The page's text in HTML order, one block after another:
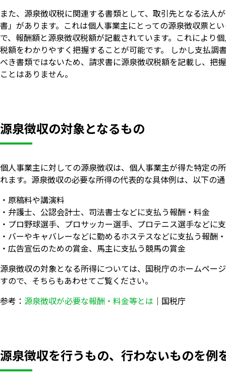
また、源泉徴収税に関連する書類として、取引先となる法人
書」があります。これは個人事業主にとっての源泉徴収票と
で、報酬額と源泉徴収税額が記載されています。これにより
税額をわかりやすく把握することが可能です。 しかし支払調
べき書類ではないため、請求書に源泉徴収税額を記載し、把
ことはありません。
源泉徴収の対象となるもの
個人事業主に対しての源泉徴収は、個人事業主が得た特定の
れます。源泉徴収の必要な所得の代表的な具体例は、以下の
・原稿料や講演料
・弁護士、公認会計士、司法書士などに支払う報酬・料金
・プロ野球選手、プロサッカー選手、プロテニス選手などに
・バーやキャバレーなどに勤めるホステスなどに支払う報酬
・広告宣伝のための賞金、馬主に支払う競馬の賞金
源泉徴収の対象となる所得については、国税庁のホームペー
すので、そちらもあわせてご覧ください。
参考： 源泉徴収が必要な報酬・料金等とは ｜国税庁
源泉徴収を行うもの、行わないものを例